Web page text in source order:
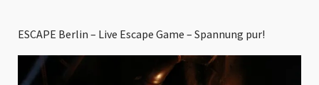
ESCAPE Berlin – Live Escape Game – Spannung pur!